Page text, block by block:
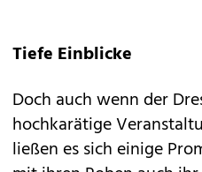
Tiefe Einblicke
Doch auch wenn der
hochkarätige
ließen es sich einige